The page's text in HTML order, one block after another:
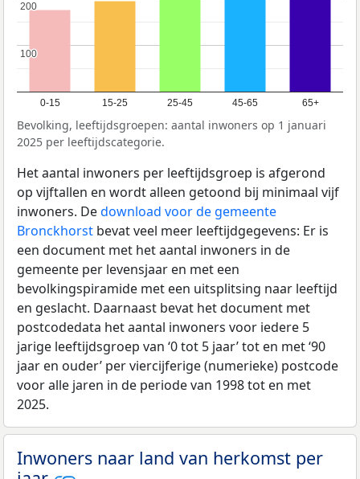
0-15 15-25 25-45 45-65 65+
100
100
200
200
Bevolking, leeftijdsgroepen: aantal inwoners op 1 januari
2025 per leeftijdscategorie.
Het aantal inwoners per leeftijdsgroep is afgerond
op vijftallen en wordt alleen getoond bij minimaal vijf
inwoners. Dedownload voor de gemeente
Bronckhorst bevat veel meer leeftijdgegevens: Er is
een document met het aantal inwoners in de
gemeente per levensjaar en met een
bevolkingspiramide met een uitsplitsing naar leeftijd
en geslacht. Daarnaast bevat het document met
postcodedata het aantal inwoners voor iedere 5
jarige leeftijdsgroep van ‘0 tot 5 jaar’ tot en met ‘90
jaar en ouder’ per viercijferige (numerieke) postcode
voor alle jaren in de periode van 1998 tot en met
2025.
Inwoners naar land van herkomst per